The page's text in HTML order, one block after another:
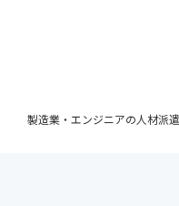
製造業・エンジニアの人材派